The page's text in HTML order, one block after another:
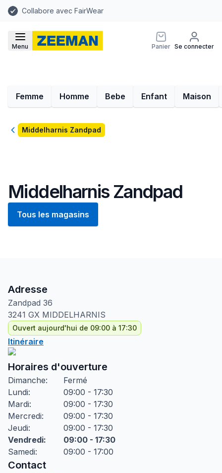
Collabore avec FairWear
Menu Panier Se connecter
Femme Homme Bebe Enfant Maison
RetourMiddelharnis Zandpad
Middelharnis Zandpad
Tous les magasins
Adresse
Zandpad 36
3241 GX MIDDELHARNIS
Ouvert aujourd'hui de 09:00 à 17:30
Itinéraire
Horaires d'ouverture
Dimanche:
Fermé
Lundi:
09:00 - 17:30
Mardi:
09:00 - 17:30
Mercredi:
09:00 - 17:30
Jeudi:
09:00 - 17:30
Vendredi:
09:00 - 17:30
Samedi: 09:00 - 17:00
Contact